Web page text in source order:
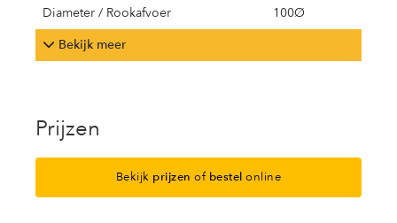
Diameter / Rookafvoer
100Ø
Bekijk meer
Prijzen
Bekijk prijzen of bestel online